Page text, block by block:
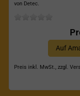
von Detec.
Auf
Preis inkl. MwSt., zzgl.